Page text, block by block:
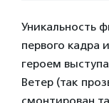
Уникальность
первого кадра
героем
Ветер (так